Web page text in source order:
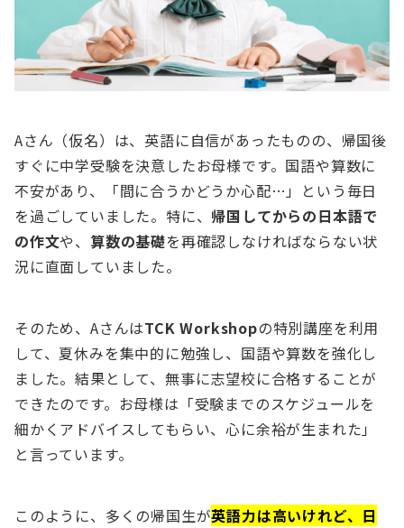
Aさん（仮名）は、英語に自信があったものの、帰国後
すぐに中学受験を決意したお母様です。国語や算数に
不安があり、「間に合うかどうか心配…」という毎日
を過ごしていました。特に、 帰国してからの日本語で
の作文や、 算数の基礎を再確認しなければならない状
況に直面していました。
そのため、AさんはTCK Workshopの特別講座を利用
して、夏休みを集中的に勉強し、国語や算数を強化し
ました。結果として、無事に志望校に合格することが
できたのです。お母様は「受験までのスケジュールを
細かくアドバイスしてもらい、心に余裕が生まれた」
と言っています。
このように、多くの帰国生が英語力は高いけれど、日